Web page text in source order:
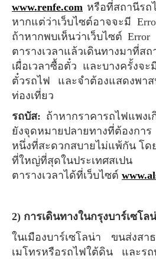
www.renfe.com หรือที่สถานีรถ
หากแต่ว่าเว็บไซต์อาจจะมี
ถ้าหากพบเห็นว่าเว็บไซต์
ตารางเวลาแล้วเดินทางมาที่ส
เผื่อเวลาซื้อตั๋ว และบางครั้งจ
ตั๋วรถไฟ และจำต้องแสดงพา
ท่องเที่ยว
รถบัส: ถ้าหากราคารถไฟแพง
ยังจุดหมายปลายทางที่ต้องการ
หนึ่งที่สะดวกสบายไม่แพ้กัน โด
ที่ใหญ่ที่สุดในประเทศสเปน
ตารางเวลาได้ที่เว็บไซต์
2) การเดินทางในกรุงบาร์เซโล
ในเมืองบาร์เซโลน่า ขนส่งสาธารณะประกอบไปด้วย
เมโทรหรือรถไฟใต้ดิน และรถ